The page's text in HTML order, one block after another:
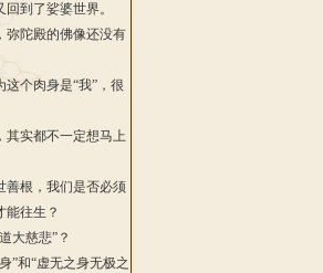
到了娑婆世界。
弥陀殿的佛像还没有
这个肉身是“我”，很
其实都不一定想马上
善根，我们是否必须
能往生？
大慈悲”？
”和“虚无之身无极之